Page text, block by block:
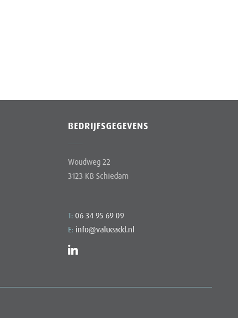
BEDRIJFSGEGEVENS
Woudweg 22
3123 KB Schiedam
T: 06 34 95 69 09
E: info@valueadd.nl